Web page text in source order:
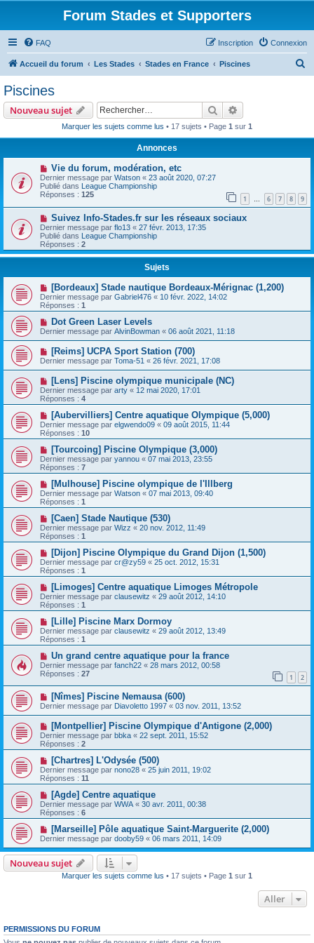
Forum Stades et Supporters
FAQ Connexion
Inscription
Accueil du forum Les Stades Stades en France Piscines
Piscines
Nouveau sujet Rechercher
Marquer les sujets comme lus • 17 sujets • Page 1 sur 1
Annonces
Vie du forum, modération, etc
Dernier message par Watson « 23 août 2020, 07:27
Publié dans League Championship
Réponses : 125 1 … 6 7 8 9
Suivez Info-Stades.fr sur les réseaux sociaux
Dernier message par flo13 « 27 févr. 2013, 17:35
Publié dans League Championship
Réponses : 2
Sujets
[Bordeaux] Stade nautique Bordeaux-Mérignac (1,200)
Dernier message par Gabriel476 « 10 févr. 2022, 14:02
Réponses : 1
Dot Green Laser Levels
Dernier message par AlvinBowman « 06 août 2021, 11:18
[Reims] UCPA Sport Station (700)
Dernier message par Toma-51 « 26 févr. 2021, 17:08
[Lens] Piscine olympique municipale (NC)
Dernier message par arty « 12 mai 2020, 17:01
Réponses : 4
[Aubervilliers] Centre aquatique Olympique (5,000)
Dernier message par elgwendo09 « 09 août 2015, 11:44
Réponses : 10
[Tourcoing] Piscine Olympique (3,000)
Dernier message par yannou « 07 mai 2013, 23:55
Réponses : 7
[Mulhouse] Piscine olympique de l'Illberg
Dernier message par Watson « 07 mai 2013, 09:40
Réponses : 1
[Caen] Stade Nautique (530)
Dernier message par Wizz « 20 nov. 2012, 11:49
Réponses : 1
[Dijon] Piscine Olympique du Grand Dijon (1,500)
Dernier message par cr@zy59 « 25 oct. 2012, 15:31
Réponses : 1
[Limoges] Centre aquatique Limoges Métropole
Dernier message par clausewitz « 29 août 2012, 14:10
Réponses : 1
[Lille] Piscine Marx Dormoy
Dernier message par clausewitz « 29 août 2012, 13:49
Réponses : 1
Un grand centre aquatique pour la france
Dernier message par fanch22 « 28 mars 2012, 00:58
Réponses : 27 1 2
[Nîmes] Piscine Nemausa (600)
Dernier message par Diavoletto 1997 « 03 nov. 2011, 13:52
[Montpellier] Piscine Olympique d'Antigone (2,000)
Dernier message par bbka « 22 sept. 2011, 15:52
Réponses : 2
[Chartres] L'Odysée (500)
Dernier message par nono28 « 25 juin 2011, 19:02
Réponses : 11
[Agde] Centre aquatique
Dernier message par WWA « 30 avr. 2011, 00:38
Réponses : 6
[Marseille] Pôle aquatique Saint-Marguerite (2,000)
Dernier message par dooby59 « 06 mars 2011, 14:09
Nouveau sujet
Marquer les sujets comme lus • 17 sujets • Page 1 sur 1
Aller
PERMISSIONS DU FORUM